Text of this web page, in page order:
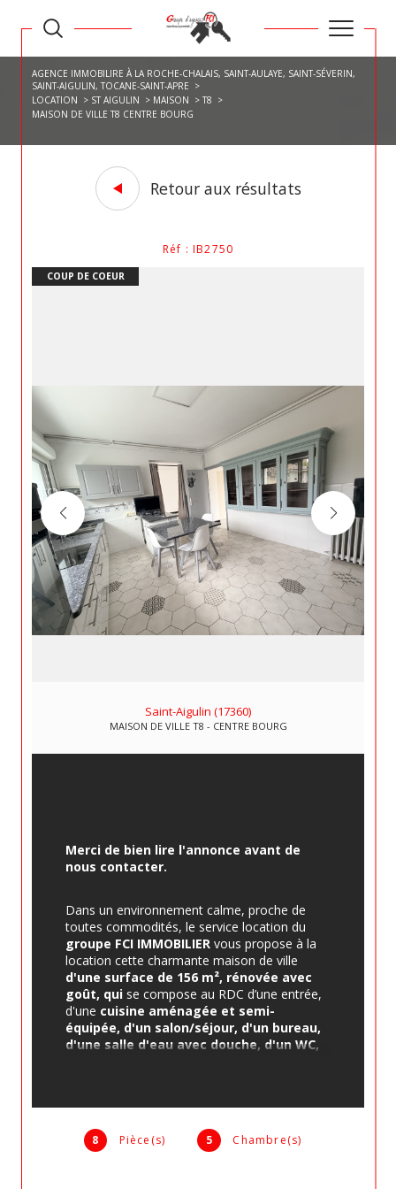
AGENCE IMMOBILIRE À LA ROCHE-CHALAIS, SAINT-AULAYE, SAINT-SÉVERIN,
SAINT-AIGULIN, TOCANE-SAINT-APRE
LOCATION
ST AIGULIN MAISON
T8
MAISON DE VILLE T8 CENTRE BOURG
Retour aux résultats
Réf : IB2750
COUP DE COEUR
Saint-Aigulin (17360)
MAISON DE VILLE T8 - CENTRE BOURG
8 Pièce(s) 5 Chambre(s)
Merci de bien lire l'annonce avant de
nous contacter.
Dans un environnement calme, proche de
toutes commodités, le service location du
groupe FCI IMMOBILIER vous propose à la
location cette charmante maison de ville
d'une surface de 156 m², rénovée avec
goût, qui se compose au RDC d’une entrée,
d'une cuisine aménagée et semi-
équipée, d'un salon/séjour, d'un bureau,
d'une salle d'eau avec douche, d'un WC,
lumineuses dont deux avec un accès terrasse
et deux avec un accès balcon. Pas de jardin
pas garage, parking à proximité.